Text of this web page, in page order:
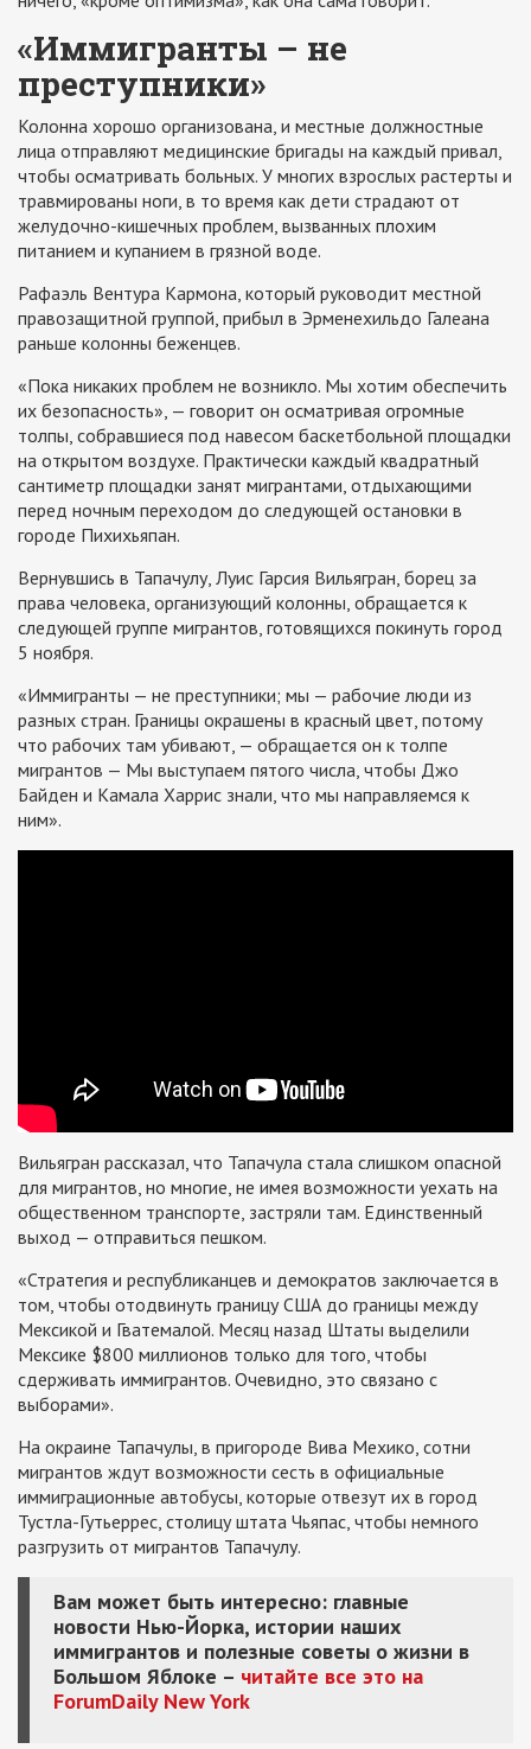
«Иммигранты – не
преступники»
Колонна хорошо организована, и местные должностные
лица отправляют медицинские бригады на каждый привал,
чтобы осматривать больных. У многих взрослых растерты и
травмированы ноги, в то время как дети страдают от
желудочно-кишечных проблем, вызванных плохим
питанием и купанием в грязной воде.
Рафаэль Вентура Кармона, который руководит местной
правозащитной группой, прибыл в Эрменехильдо Галеана
раньше колонны беженцев.
«Пока никаких проблем не возникло. Мы хотим обеспечить
их безопасность», — говорит он осматривая огромные
толпы, собравшиеся под навесом баскетбольной площадки
на открытом воздухе. Практически каждый квадратный
сантиметр площадки занят мигрантами, отдыхающими
перед ночным переходом до следующей остановки в
городе Пихихьяпан.
Вернувшись в Тапачулу, Луис Гарсия Вильягран, борец за
права человека, организующий колонны, обращается к
следующей группе мигрантов, готовящихся покинуть город
5 ноября.
«Иммигранты — не преступники; мы — рабочие люди из
разных стран. Границы окрашены в красный цвет, потому
что рабочих там убивают, — обращается он к толпе
мигрантов — Мы выступаем пятого числа, чтобы Джо
Байден и Камала Харрис знали, что мы направляемся к
ним».
Вильягран рассказал, что Тапачула стала слишком опасной
для мигрантов, но многие, не имея возможности уехать на
общественном транспорте, застряли там. Единственный
выход — отправиться пешком.
«Стратегия и республиканцев и демократов заключается в
том, чтобы отодвинуть границу США до границы между
Мексикой и Гватемалой. Месяц назад Штаты выделили
Мексике $800 миллионов только для того, чтобы
сдерживать иммигрантов. Очевидно, это связано с
выборами».
На окраине Тапачулы, в пригороде Вива Мехико, сотни
мигрантов ждут возможности сесть в официальные
иммиграционные автобусы, которые отвезут их в город
Тустла-Гутьеррес, столицу штата Чьяпас, чтобы немного
разгрузить от мигрантов Тапачулу.
Вам может быть интересно: главные
новости Нью-Йорка, истории наших
иммигрантов и полезные советы о жизни в
Большом Яблоке – читайте все это на
ForumDaily New York